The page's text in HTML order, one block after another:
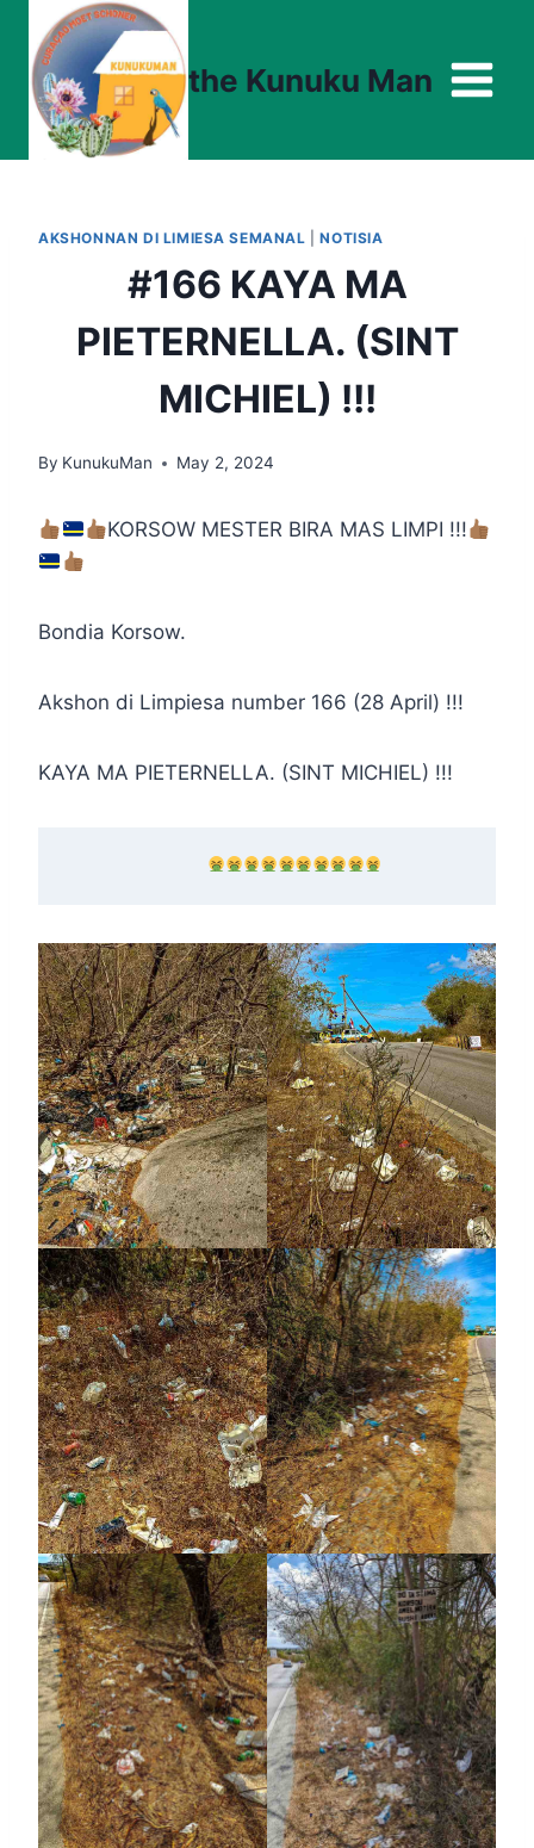
content
the Kunuku Man
AKSHONNAN DI LIMIESA SEMANAL |NOTISIA
#166 KAYA MA
PIETERNELLA. (SINT
MICHIEL) !!!
By KunukuMan May 2, 2024
KORSOW MESTER BIRA MAS LIMPI !!!
Bondia Korsow.
Akshon di Limpiesa number 166 (28 April) !!!
KAYA MA PIETERNELLA. (SINT MICHIEL) !!!